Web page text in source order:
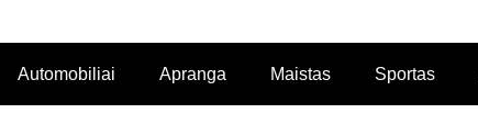
Automobiliai Apranga Maistas Sportas